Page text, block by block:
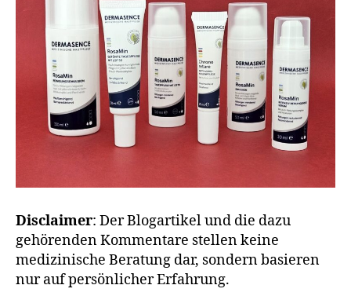
Disclaimer: Der Blogartikel und die dazu
gehörenden Kommentare stellen keine
medizinische Beratung dar, sondern basieren
nur auf persönlicher Erfahrung.